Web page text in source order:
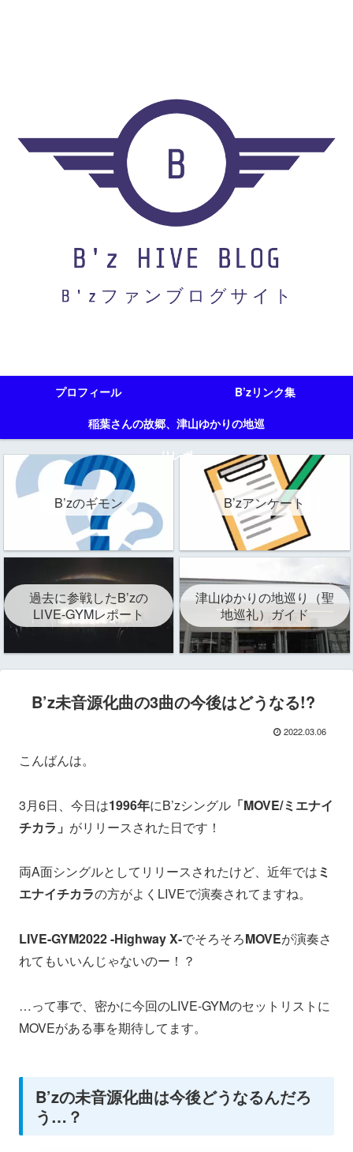
プロフィール
B’zリンク集
稲葉さんの故郷、津山ゆかりの地巡
りレポ
B’zのギモン B’zアンケート
過去に参戦したB’zの
LIVE-GYMレポート
津山ゆかりの地巡り（聖
地巡礼）ガイド
B’z未音源化曲の3曲の今後はどうなる!?
2022.03.06
こんばんは。
3月6日、今日は1996年にB’zシングル 「MOVE/ミエナイ
チカラ」 がリリースされた日です！
両A面シングルとしてリリースされたけど、近年ではミ
エナイチカラの方がよくLIVEで演奏されてますね。
LIVE-GYM2022 -Highway X-でそろそろMOVEが演奏さ
れてもいいんじゃないのー！？
…って事で、密かに今回のLIVE-GYMのセットリストに
MOVEがある事を期待してます。
B’zの未音源化曲は今後どうなるんだろ
う…？